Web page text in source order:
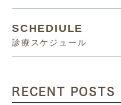
SCHEDIULE
診療スケジュール
RECENT POSTS